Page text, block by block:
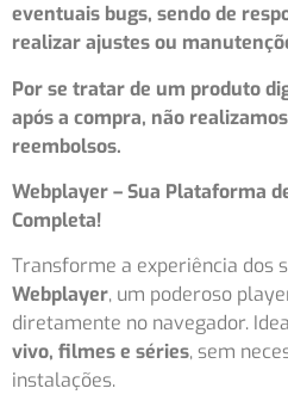
eventuais bugs, sendo de
realizar ajustes ou
Por se tratar de um produto
após a compra, não
reembolsos.
Webplayer – Sua Plataforma
Completa!
Transforme a experiência dos
Webplayer, um poderoso
diretamente no navegador.
vivo, filmes e séries, sem
instalações.